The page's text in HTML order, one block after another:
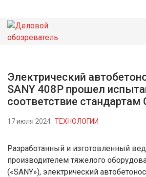
НОВОСТИ
Электрический
SANY 408P прошел
соответствие стандартам
17 июля 2024 ТЕХНОЛОГИИ
Разработанный и изготовленный
производителем тяжелого
(«SANY»), электрический